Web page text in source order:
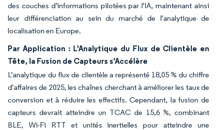
des couches d'informations pilotées par l'IA, maintenant ainsi
leur différenciation au sein du marché de l'analytique de
localisation en Europe.
Par Application : L'Analytique du Flux de Clientèle en
Tête, la Fusion de Capteurs s'Accélère
L'analytique du flux de clientèle a représenté 18,05 % du chiffre
d'affaires de 2025, les chaînes cherchant à améliorer les taux de
conversion et à réduire les effectifs. Cependant, la fusion de
capteurs devrait atteindre un TCAC de 15,6 %, combinant
BLE, Wi-Fi RTT et unités inertielles pour atteindre une